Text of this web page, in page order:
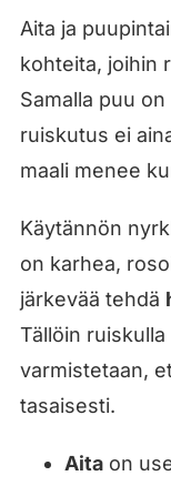
Aita ja
kohteita, joihin
Samalla puu
ruiskutus ei
maali menee
Käytännön
on karhea,
järkevää tehdä
Tällöin
varmistetaan,
tasaisesti.
Aitaon